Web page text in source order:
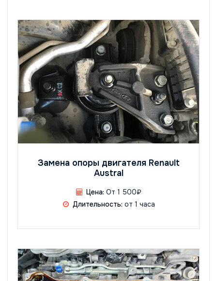
Замена опоры двигателя Renault
Austral
Цена: От 1 500₽
Длительность: от 1 часа